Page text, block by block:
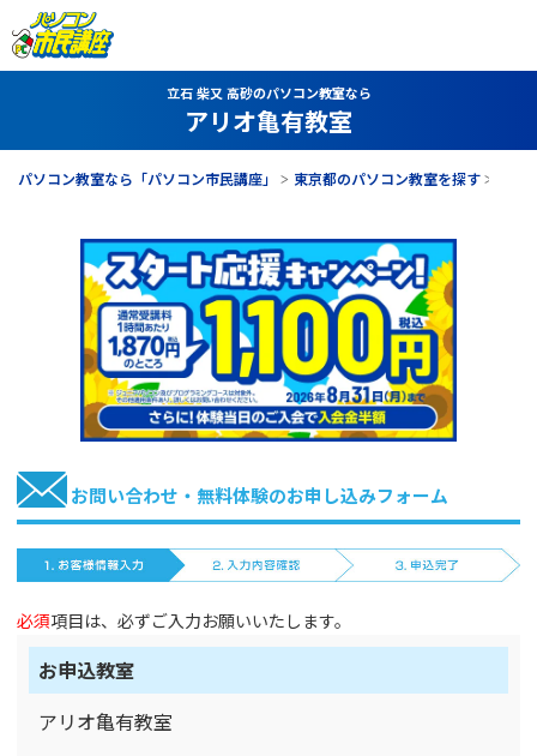
立石 柴又 高砂のパソコン教室なら
アリオ亀有教室
パソコン教室なら「パソコン市民講座」 東京都のパソコン教室を探す
お問い合わせ・無料体験のお申し込みフォーム
必須項目は、必ずご入力お願いいたします。
お申込教室
アリオ亀有教室